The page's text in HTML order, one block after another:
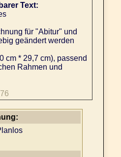
Text:
für "Abitur" und
geändert werden
cm * 29,7 cm), passend
Rahmen und